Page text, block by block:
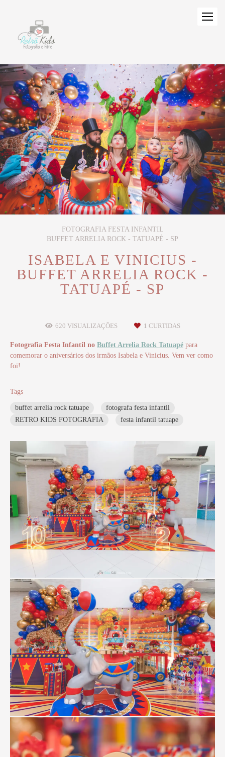
FOTOGRAFIA FESTA INFANTIL
BUFFET ARRELIA ROCK - TATUAPÉ - SP
ISABELA E VINICIUS -
BUFFET ARRELIA ROCK -
TATUAPÉ - SP
620 VISUALIZAÇÕES 1 CURTIDAS
Fotografia Festa Infantil no Buffet Arrelia Rock Tatuapé para
comemorar o aniversários dos irmãos Isabela e Vinicius. Vem ver como
foi!
Tags
buffet arrelia rock tatuape
fotografa festa infantil
RETRO KIDS FOTOGRAFIA
festa infantil tatuape